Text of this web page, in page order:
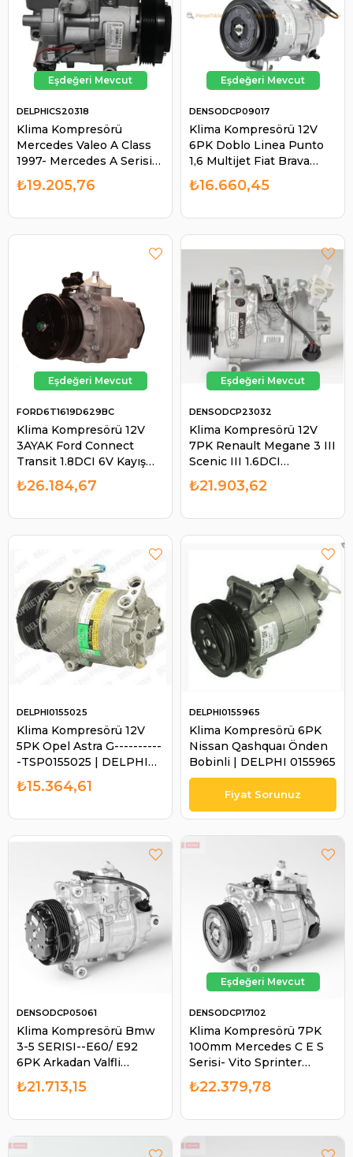
Klima Kompresörü
Mercedes Valeo A Class
1997- Mercedes A Serisi
A160 Vaneo CS20318
ACP75 DCP17050 |
DELPHICS20318
₺19.205,76
Klima Kompresörü 12V
6PK Doblo Linea Punto
1,6 Multijet Fiat Brava
Bravo Punto Evo Idea
ACP681000 Doblo Linea
DENSODCP09017
₺16.660,45
Klima Kompresörü 12V
3AYAK Ford Connect
Transit 1.8DCI 6V Kayış
97mm Fiesta
6T1619D629BC ACP87
FORD6T1619D629BC
₺26.184,67
Klima Kompresörü 12V
7PK Renault Megane 3 III
Scenic III 1.6DCI
Mercedes Vito Ym
Arkadan Valf (W447) 109
DENSODCP23032
₺21.903,62
Klima Kompresörü 12V
5PK Opel Astra G----------
-TSP0155025 | DELPHI
0155025
DELPHI0155025
₺15.364,61
Klima Kompresörü 6PK
Nissan Qashquaı Önden
Bobinli | DELPHI 0155965
DELPHI0155965
Klima Kompresörü Bmw
3-5 SERISI--E60/ E92
6PK Arkadan Valfli
RN0100050002.
DCP05061 64526987863 |
DENSODCP05061
₺21.713,15
Klima Kompresörü 7PK
100mm Mercedes C E S
Serisi- Vito Sprinter
DCP17102 | DENSO
DCP17102
DENSODCP17102
₺22.379,78